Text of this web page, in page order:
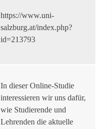
https://www.uni-
salzburg.at/index.php?
id=213793
In dieser Online-Studie
interessieren wir uns dafür,
wie Studierende und
Lehrenden die aktuelle